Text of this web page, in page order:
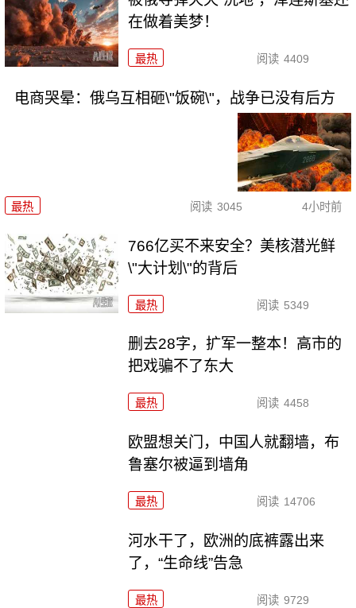
在做着美梦！
最热 阅读 4409
电商哭晕：俄乌互相砸\"饭碗\"，战争已没有后方
最热 阅读 3045 4小时前
766亿买不来安全？美核潜光鲜
\"大计划\"的背后
最热 阅读 5349
删去28字，扩军一整本！高市的
把戏骗不了东大
最热 阅读 4458
欧盟想关门，中国人就翻墙，布
鲁塞尔被逼到墙角
最热 阅读 14706
河水干了，欧洲的底裤露出来
了，“生命线”告急
最热 阅读 9729